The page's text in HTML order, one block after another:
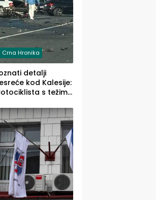
Crna Hronika
detalji
kod Kalesije:
s težim,
povredama